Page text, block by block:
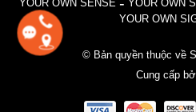
YOUR OWN SENSE YOUR OWN
YOUR OWN
© Bản quyền thuộc về
Cung cấp